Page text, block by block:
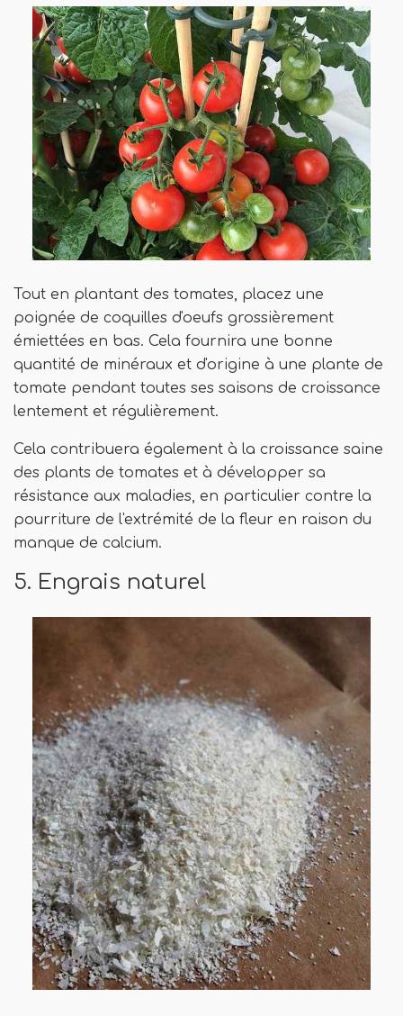
Tout en plantant des tomates, placez une
poignée de coquilles d'oeufs grossièrement
émiettées en bas. Cela fournira une bonne
quantité de minéraux et d'origine à une plante de
tomate pendant toutes ses saisons de croissance
lentement et régulièrement.
Cela contribuera également à la croissance saine
des plants de tomates et à développer sa
résistance aux maladies, en particulier contre la
pourriture de l'extrémité de la fleur en raison du
manque de calcium.
5. Engrais naturel